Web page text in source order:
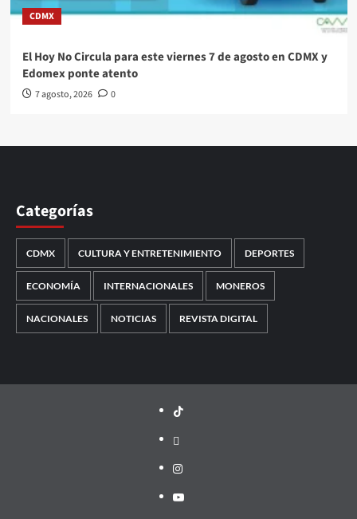
CDMX
El Hoy No Circula para este viernes 7 de agosto en CDMX y
Edomex ponte atento
7 agosto, 2026 0
Categorías
CDMX CULTURA Y ENTRETENIMIENTO DEPORTES
ECONOMÍA INTERNACIONALES MONEROS
NACIONALES NOTICIAS REVISTA DIGITAL
TikTok
threads
Instagram
Youtube